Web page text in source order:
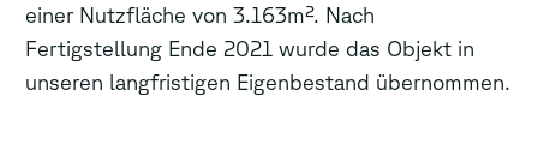
einer Nutzfläche von 3.163m². Nach
Fertigstellung Ende 2021 wurde das Objekt in
unseren langfristigen Eigenbestand übernommen.